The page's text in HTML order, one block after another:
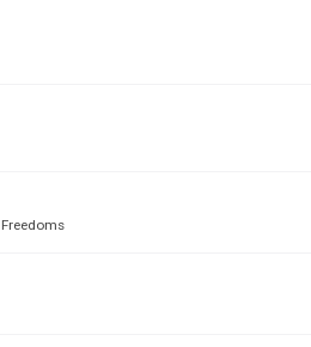
les informations et docume
des  informations  et  document
de  restrictions,  lesquell
convient de protéger.
aux  modalités  d’accès  au
de   la   demande
informations   et   documents
aux organismes publics,
une  autorité  administrative
d’intérêt public et aux Doc